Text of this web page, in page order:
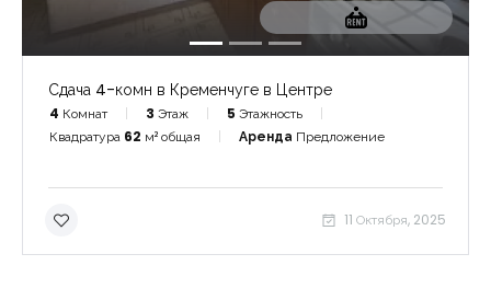
Сдача 4-комн в Кременчуге в Центре
4 Комнат 3 Этаж 5 Этажность
Квадратура 62 м² общая Аренда Предложение
11 Октября, 2025